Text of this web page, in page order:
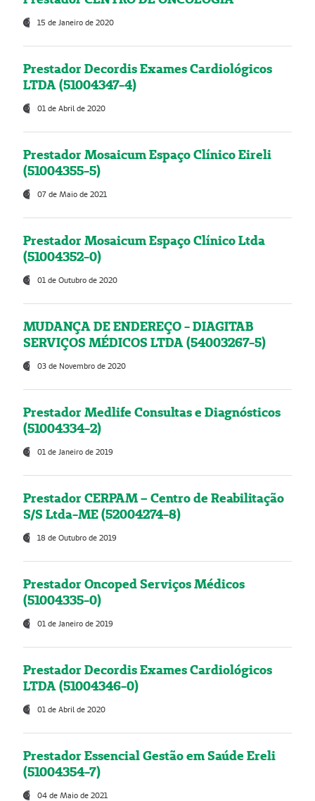
15 de Janeiro de 2020
Prestador Decordis Exames Cardiológicos
LTDA (51004347-4)
01 de Abril de 2020
Prestador Mosaicum Espaço Clínico Eireli
(51004355-5)
07 de Maio de 2021
Prestador Mosaicum Espaço Clínico Ltda
(51004352-0)
01 de Outubro de 2020
MUDANÇA DE ENDEREÇO - DIAGITAB
SERVIÇOS MÉDICOS LTDA (54003267-5)
03 de Novembro de 2020
Prestador Medlife Consultas e Diagnósticos
(51004334-2)
01 de Janeiro de 2019
Prestador CERPAM – Centro de Reabilitação
S/S Ltda-ME (52004274-8)
18 de Outubro de 2019
Prestador Oncoped Serviços Médicos
(51004335-0)
01 de Janeiro de 2019
Prestador Decordis Exames Cardiológicos
LTDA (51004346-0)
01 de Abril de 2020
Prestador Essencial Gestão em Saúde Ereli
(51004354-7)
04 de Maio de 2021